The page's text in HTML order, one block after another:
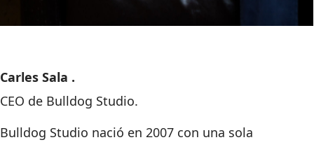
Carles Sala .
CEO de Bulldog Studio.
Bulldog Studio nació en 2007 con una sola